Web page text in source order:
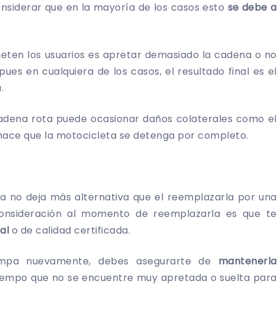
que en la mayoría de los casos esto se debe a
los usuarios es apretar demasiado la cadena o no
en cualquiera de los casos, el resultado final es el
rota puede ocasionar daños colaterales como el
que la motocicleta se detenga por completo.
no deja más alternativa que el reemplazarla por una
al momento de reemplazarla es que te
o de calidad certificada.
nuevamente, debes asegurarte de mantenerla
que no se encuentre muy apretada o suelta para